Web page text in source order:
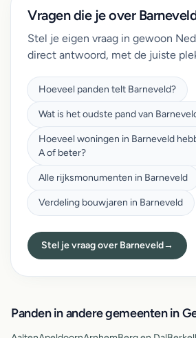
Vragen die je over
Stel je eigen vraag in gewoon
direct antwoord, met de juiste
Hoeveel panden telt Barneveld?
Wat is het oudste pand van
Hoeveel woningen in Barneveld
A of beter?
Alle rijksmonumenten in Barneveld
Verdeling bouwjaren in Barneveld
Stel je vraag over Barneveld→
Panden in andere gemeenten in